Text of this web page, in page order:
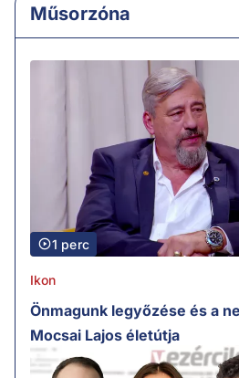
Műsorzóna
1 perc
Ikon
Önmagunk legyőzése és a
Mocsai Lajos életútja